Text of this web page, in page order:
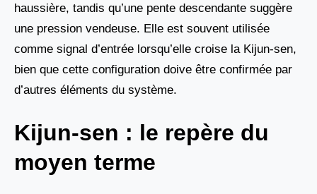
haussière, tandis qu’une pente descendante suggère
une pression vendeuse. Elle est souvent utilisée
comme signal d’entrée lorsqu’elle croise la Kijun-sen,
bien que cette configuration doive être confirmée par
d’autres éléments du système.
Kijun-sen : le repère du
moyen terme